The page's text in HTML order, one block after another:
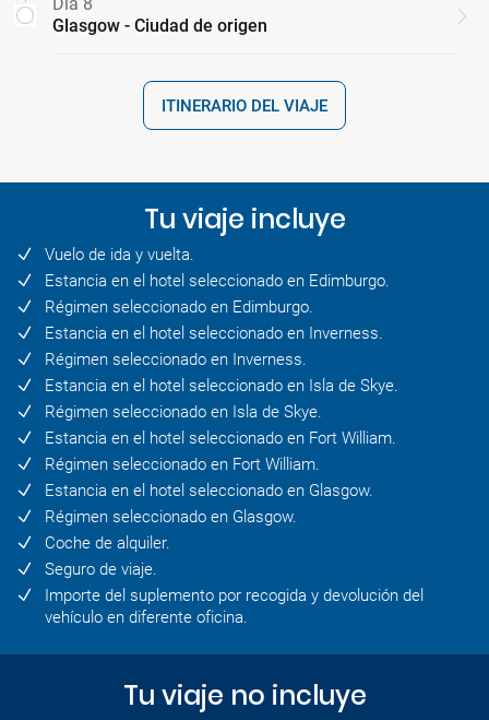
Glasgow - Ciudad de origen
ITINERARIO DEL VIAJE
Tu viaje incluye
Vuelo de ida y vuelta.
Estancia en el hotel seleccionado en Edimburgo.
Régimen seleccionado en Edimburgo.
Estancia en el hotel seleccionado en Inverness.
Régimen seleccionado en Inverness.
Estancia en el hotel seleccionado en Isla de Skye.
Régimen seleccionado en Isla de Skye.
Estancia en el hotel seleccionado en Fort William.
Régimen seleccionado en Fort William.
Estancia en el hotel seleccionado en Glasgow.
Régimen seleccionado en Glasgow.
Coche de alquiler.
Seguro de viaje.
Importe del suplemento por recogida y devolución del
vehículo en diferente oficina.
Tu viaje no incluye